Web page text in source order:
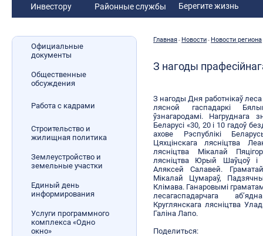
Инвестору Районные службы Берегите жизнь
Официальные
документы
Общественные
обсуждения
Работа с кадрами
Строительство и
жилищная политика
Землеустройство и
земельные участки
Единый день
информирования
Услуги программного
комплекса «Одно
окно»
Главная- Новости- Новости региона
З нагоды
З нагоды Дня работнікаў
лясной гаспадаркі
ўзнагародамі. Нагруднага
Беларусі «30, 20 і 10 гадоў
ахове Рэспублікі
Цяхцінскага лясніцтва
лясніцтва Мікалай
лясніцтва Юрый Шаўцоў і
Аляксей Салавей.
Мікалай Цумараў,
Клімава. Ганаровымі
лесагаспадарчага
Круглянскага лясніцтва
Галіна Лапо.
Поделиться: